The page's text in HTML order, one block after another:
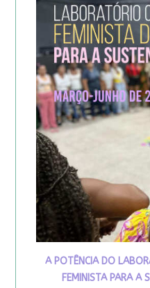
A POTÊNCIA DO
FEMINISTA PARA A